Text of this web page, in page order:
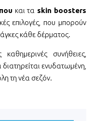
και τα skin boosters
επιλογές, που μπορούν
κάθε δέρματος.
συνήθειες,
ενυδατωμένη,
τη νέα σεζόν.